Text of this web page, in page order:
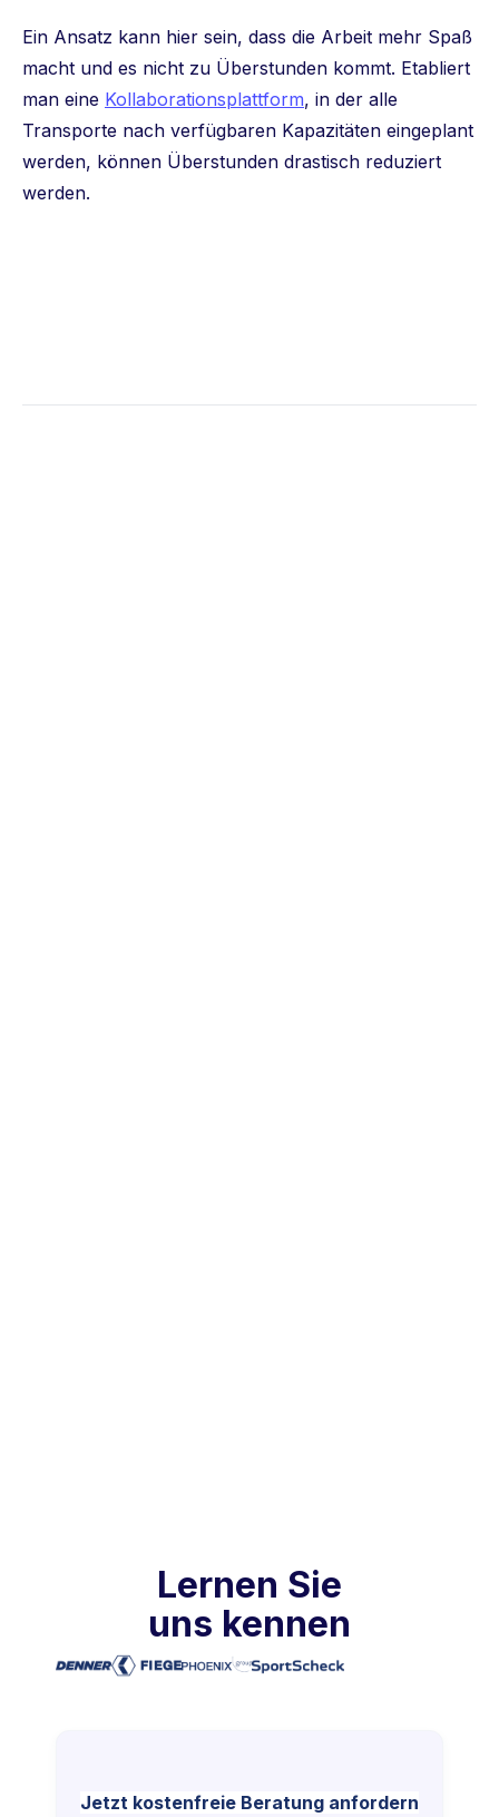
Ein Ansatz kann hier sein, dass die Arbeit mehr Spaß
macht und es nicht zu Überstunden kommt. Etabliert
man eine Kollaborationsplattform, in der alle
Transporte nach verfügbaren Kapazitäten eingeplant
werden, können Überstunden drastisch reduziert
werden.
Lernen Sie
uns kennen